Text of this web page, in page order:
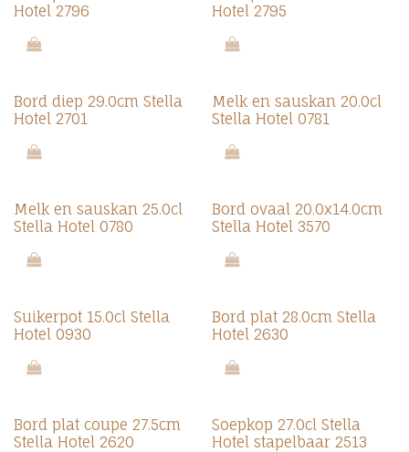
Hotel 2796
Hotel 2795
Bord diep 29.0cm Stella
Hotel 2701
Melk en sauskan 20.0cl
Stella Hotel 0781
Melk en sauskan 25.0cl
Stella Hotel 0780
Bord ovaal 20.0x14.0cm
Stella Hotel 3570
Suikerpot 15.0cl Stella
Hotel 0930
Bord plat 28.0cm Stella
Hotel 2630
Bord plat coupe 27.5cm
Stella Hotel 2620
Soepkop 27.0cl Stella
Hotel stapelbaar 2513